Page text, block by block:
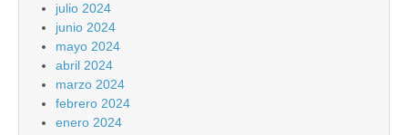
julio 2024
junio 2024
mayo 2024
abril 2024
marzo 2024
febrero 2024
enero 2024